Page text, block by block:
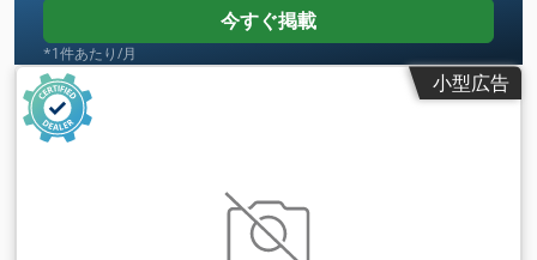
今すぐ掲載
*1件あたり/月
小型広告